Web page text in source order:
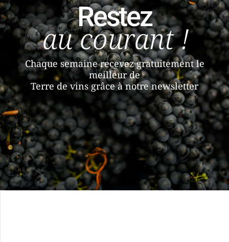
Restez
au courant !
Chaque semaine recevez gratuitement le
meilleur de
Terre de vins grâce à notre newsletter